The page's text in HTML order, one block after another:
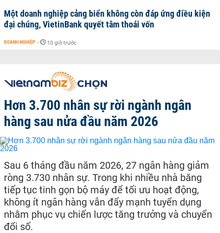
Một doanh nghiệp cảng biển không còn đáp ứng điều kiện
đại chúng, VietinBank quyết tâm thoái vốn
DOANH NGHIỆP - 10 giờ trước
Hơn 3.700 nhân sự rời ngành ngân
hàng sau nửa đầu năm 2026
Sau 6 tháng đầu năm 2026, 27 ngân hàng giảm
ròng 3.730 nhân sự. Trong khi nhiều nhà băng
tiếp tục tinh gọn bộ máy để tối ưu hoạt động,
không ít ngân hàng vẫn đẩy mạnh tuyển dụng
nhằm phục vụ chiến lược tăng trưởng và chuyển
đổi số.